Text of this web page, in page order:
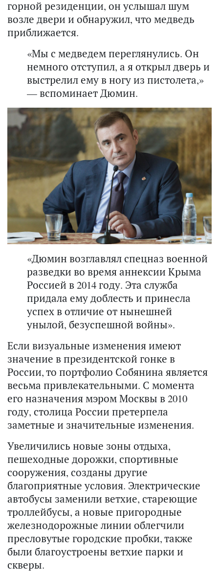
горной резиденции, он услышал шум
возле двери и обнаружил, что медведь
приближается.
«Мы с медведем переглянулись. Он
немного отступил, а я открыл дверь и
выстрелил ему в ногу из пистолета,»
— вспоминает Дюмин.
«Дюмин возглавлял спецназ военной
разведки во время аннексии Крыма
Россией в 2014 году. Эта служба
придала ему доблесть и принесла
успех в отличие от нынешней
унылой, безуспешной войны».
Если визуальные изменения имеют
значение в президентской гонке в
России, то портфолио Собянина является
весьма привлекательными. С момента
его назначения мэром Москвы в 2010
году, столица России претерпела
заметные и значительные изменения.
Увеличились новые зоны отдыха,
пешеходные дорожки, спортивные
сооружения, созданы другие
благоприятные условия. Электрические
автобусы заменили ветхие, стареющие
троллейбусы, а новые пригородные
железнодорожные линии облегчили
пресловутые городские пробки, также
были благоустроены ветхие парки и
скверы.